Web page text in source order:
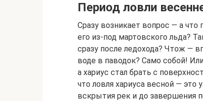
Период ловли
Сразу возникает вопрос — а
его из-под мартовского льда?
сразу после ледохода? Чтож —
воде в паводок? Само собой!
а хариус стал брать с
что ловля хариуса весной —
вскрытия рек и до завершения